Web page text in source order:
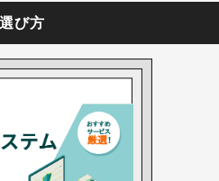
で、企業の成長に合わせ
「業務のスムーズさ」を
た作りになっており、複
直感的に動かすことがで
使いにくい」といった課
び方